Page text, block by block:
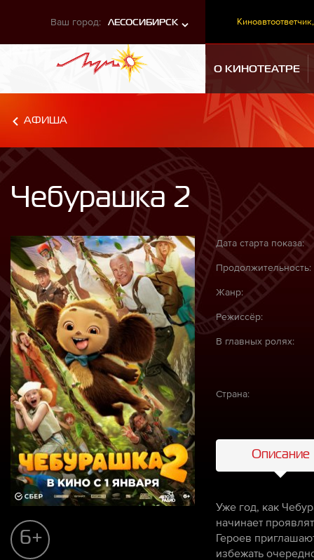
Ваш город: ЛЕСОСИБИРСК Киноавтоответчик,
О КИНОТЕАТРЕ
АФИША
Чебурашка 2
6+
Дата старта показа:
Продолжительность:
Жанр:
Режиссёр:
В главных ролях:
Страна:
Описание
Уже год, как
начинает
Героев
избежать